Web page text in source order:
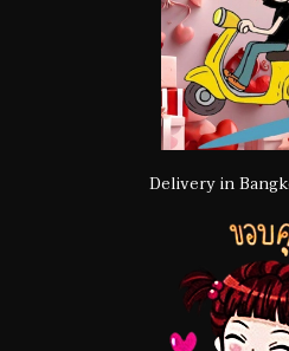
Delivery in